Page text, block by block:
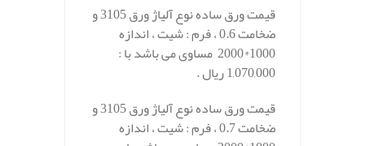
قیمت ورق ساده نوع آلیاژ ورق 3105 و
ضخامت 0.6 ، فرم : شیت ، اندازه
1000*2000 مساوی می باشد با :
1,070,000 ریال .
قیمت ورق ساده نوع آلیاژ ورق 3105 و
ضخامت 0.7 ، فرم : شیت ، اندازه